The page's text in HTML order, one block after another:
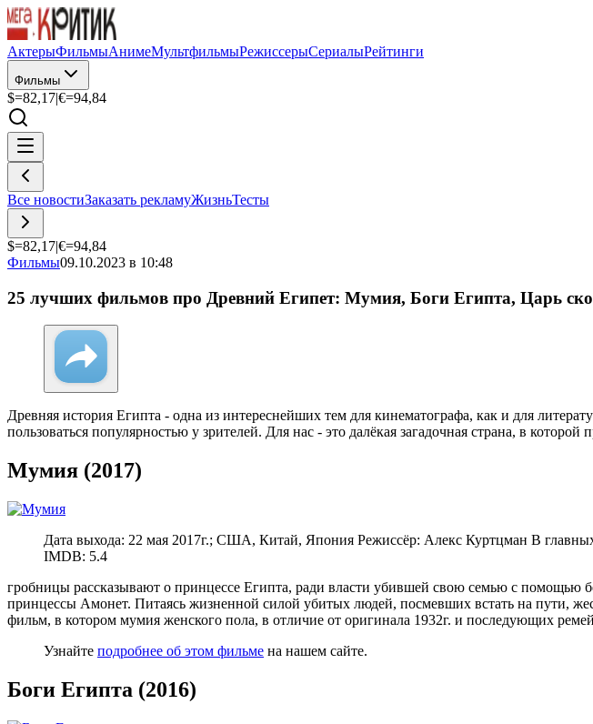
АктерыФильмыАнимеМультфильмыРежиссерыСериалыРейтинги
Фильмы
$=82,17|€=94,84
Все новостиЗаказать рекламуЖизньТесты
$=82,17|€=94,84
Фильмы09.10.2023 в 10:48
25 лучших фильмов про Древний Египет: Мумия, Боги Египта, Царь
Древняя история Египта - одна из интереснейших тем для кинематографа, как и для
пользоваться популярностью у зрителей. Для нас - это далёкая загадочная страна, в которой
Мумия (2017)
Дата выхода: 22 мая 2017г.; США, Китай, Япония Режиссёр: Алекс Куртцман В
IMDB: 5.4
гробницы рассказывают о принцессе Египта, ради власти убившей свою семью с помощью
принцессы Амонет. Питаясь жизненной силой убитых людей, посмевших встать на пути,
фильм, в котором мумия женского пола, в отличие от оригинала 1932г. и последующих
Узнайте подробнее об этом фильме на нашем сайте.
Боги Египта (2016)